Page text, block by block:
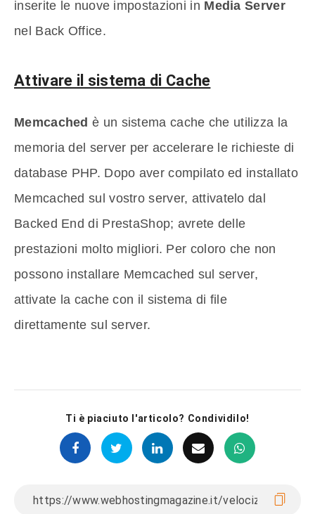
inserite le nuove impostazioni in Media Server
nel Back Office.
Attivare il sistema di Cache
Memcached è un sistema cache che utilizza la
memoria del server per accelerare le richieste di
database PHP. Dopo aver compilato ed installato
Memcached sul vostro server, attivatelo dal
Backed End di PrestaShop; avrete delle
prestazioni molto migliori. Per coloro che non
possono installare Memcached sul server,
attivate la cache con il sistema di file
direttamente sul server.
Ti è piaciuto l'articolo? Condividilo!